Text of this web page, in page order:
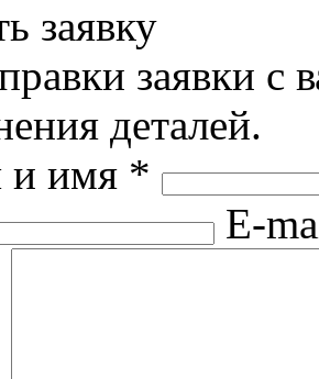
заявку
заявки с
деталей.
и имя *
E-